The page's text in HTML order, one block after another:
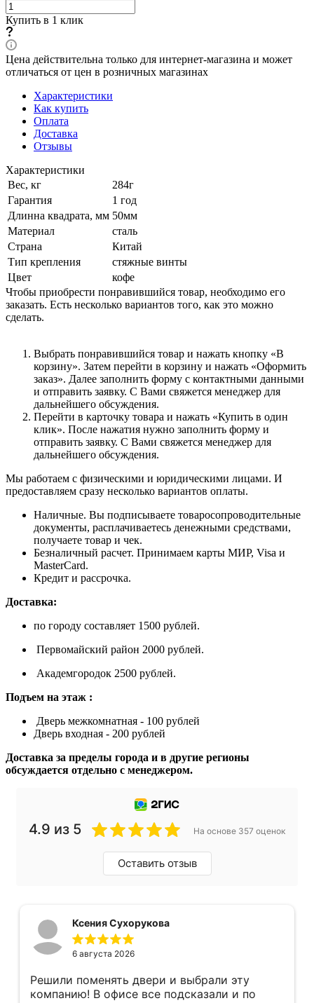
Купить в 1 клик
Цена действительна только для интернет-магазина и может
отличаться от цен в розничных магазинах
Характеристики
Как купить
Оплата
Доставка
Отзывы
Характеристики
Вес, кг
284г
Гарантия
1 год
Длинна квадрата, мм 50мм
Материал
сталь
Страна
Китай
Тип крепления
стяжные винты
Цвет
кофе
Чтобы приобрести понравившийся товар, необходимо его
заказать. Есть несколько вариантов того, как это можно
сделать.
Выбрать понравившийся товар и нажать кнопку «В
корзину». Затем перейти в корзину и нажать «Оформить
заказ». Далее заполнить форму с контактными данными
и отправить заявку. С Вами свяжется менеджер для
дальнейшего обсуждения.
Перейти в карточку товара и нажать «Купить в один
клик». После нажатия нужно заполнить форму и
отправить заявку. С Вами свяжется менеджер для
дальнейшего обсуждения.
Мы работаем с физическими и юридическими лицами. И
предоставляем сразу несколько вариантов оплаты.
Наличные. Вы подписываете товаросопроводительные
документы, расплачиваетесь денежными средствами,
получаете товар и чек.
Безналичный расчет. Принимаем карты МИР, Visa и
MasterCard.
Кредит и рассрочка.
Доставка:
по городу составляет 1500 рублей.
Первомайский район 2000 рублей.
Академгородок 2500 рублей.
Подъем на этаж :
Дверь межкомнатная - 100 рублей
Дверь входная - 200 рублей
Доставка за пределы города и в другие регионы
обсуждается отдельно с менеджером.
4.9 из 5 На основе 357 оценок
Оставить отзыв
Ксения Сухорукова
6 августа 2026
Решили поменять двери и выбрали эту
компанию! В офисе все подсказали и по